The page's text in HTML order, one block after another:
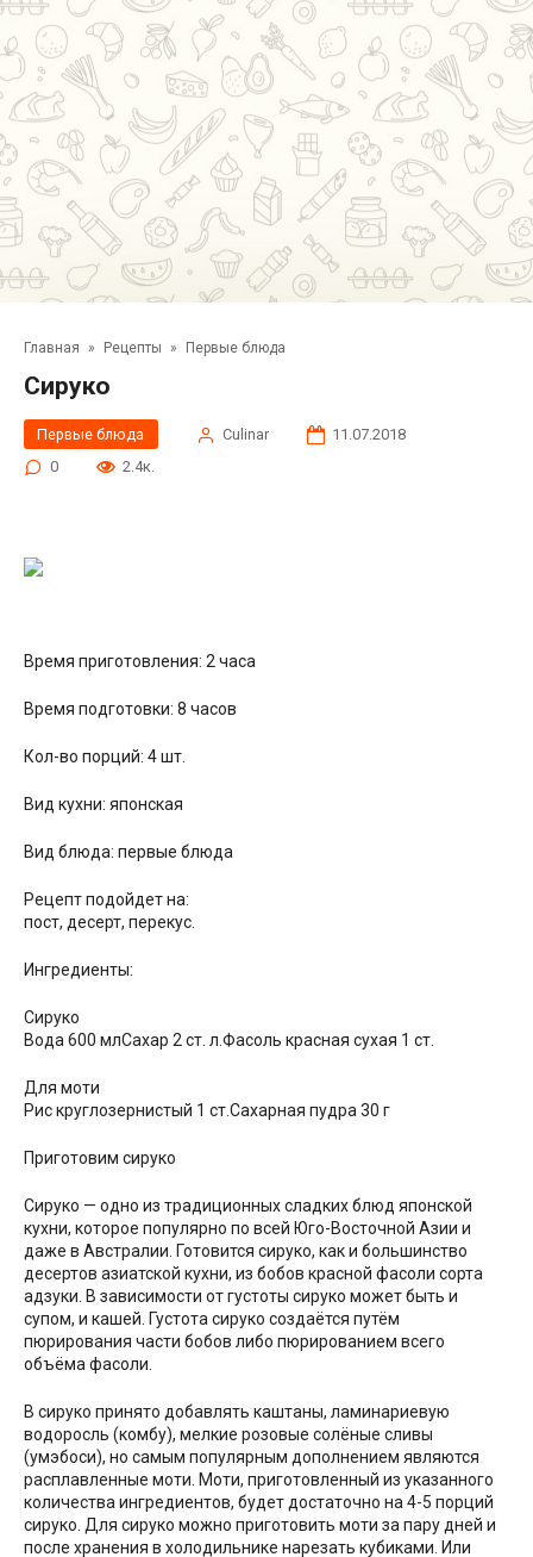
Главная » Рецепты » Первые блюда
Сируко
Первые блюда Сulinar
11.07.2018
0
2.4к.
Время приготовления: 2 часа
Время подготовки: 8 часов
Кол-во порций: 4 шт.
Вид кухни: японская
Вид блюда: первые блюда
Рецепт подойдет на:
пост, десерт, перекус.
Ингредиенты:
Сируко
Вода 600 млСахар 2 ст. л.Фасоль красная сухая 1 ст.
Для моти
Рис круглозернистый 1 ст.Сахарная пудра 30 г
Приготовим сируко
Сируко — одно из традиционных сладких блюд японской
кухни, которое популярно по всей Юго-Восточной Азии и
даже в Австралии. Готовится сируко, как и большинство
десертов азиатской кухни, из бобов красной фасоли сорта
адзуки. В зависимости от густоты сируко может быть и
супом, и кашей. Густота сируко создаётся путём
пюрирования части бобов либо пюрированием всего
объёма фасоли.
В сируко принято добавлять каштаны, ламинариевую
водоросль (комбу), мелкие розовые солёные сливы
(умэбоси), но самым популярным дополнением являются
расплавленные моти. Моти, приготовленный из указанного
количества ингредиентов, будет достаточно на 4-5 порций
сируко. Для сируко можно приготовить моти за пару дней и
после хранения в холодильнике нарезать кубиками. Или